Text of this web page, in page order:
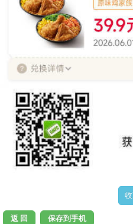
返 回 保存到手机